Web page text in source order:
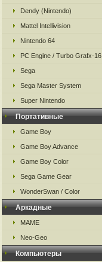
Dendy (Nintendo)
Mattel Intellivision
Nintendo 64
PC Engine / Turbo Grafx-16
Sega
Sega Master System
Super Nintendo
Портативные
Game Boy
Game Boy Advance
Game Boy Color
Sega Game Gear
WonderSwan / Color
Аркадные
MAME
Neo-Geo
Компьютеры